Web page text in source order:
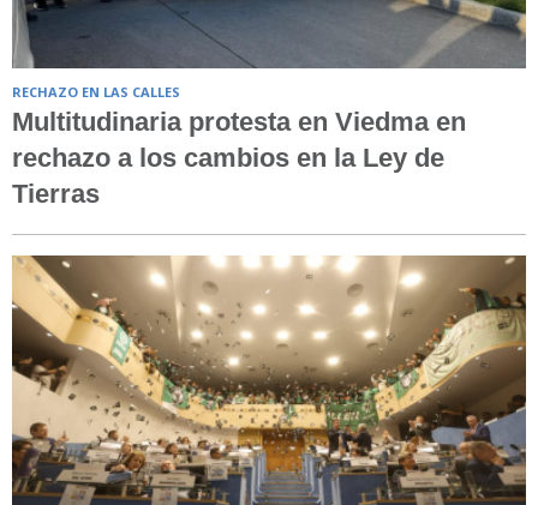
RECHAZO EN LAS CALLES
Multitudinaria protesta en Viedma en
rechazo a los cambios en la Ley de
Tierras